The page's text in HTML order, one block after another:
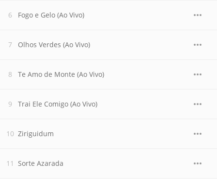
Fogo e Gelo (Ao Vivo)
Olhos Verdes (Ao Vivo)
Te Amo de Monte (Ao Vivo)
Trai Ele Comigo (Ao Vivo)
Ziriguidum
Sorte Azarada